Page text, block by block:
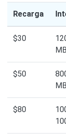
Recarga
$30
$50
$80